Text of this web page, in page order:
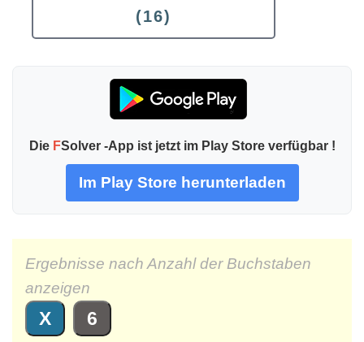
(16)
Die FSolver -App ist jetzt im Play Store verfügbar !
Im Play Store herunterladen
Ergebnisse nach Anzahl der Buchstaben
anzeigen
X 6